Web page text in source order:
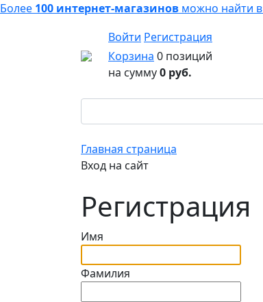
Более 100 интернет-магазинов можно найти в
Войти Регистрация
Корзина 0 позиций
на сумму0 руб.
Главная страница
Вход на сайт
Регистрация
Имя
Фамилия